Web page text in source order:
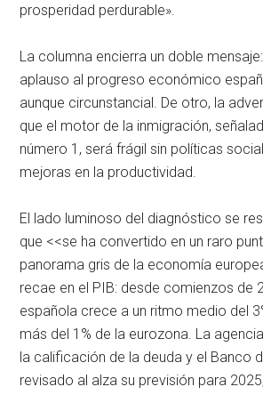
prosperidad perdurable».
La columna encierra un doble
aplauso al progreso económico
aunque circunstancial. De otro, la
que el motor de la inmigración,
número 1, será frágil sin políticas
mejoras en la productividad.
El lado luminoso del diagnóstico se
que <<se ha convertido en un raro
panorama gris de la economía
recae en el PIB: desde comienzos de
española crece a un ritmo medio del
más del 1% de la eurozona. La
la calificación de la deuda y el Banco
revisado al alza su previsión para